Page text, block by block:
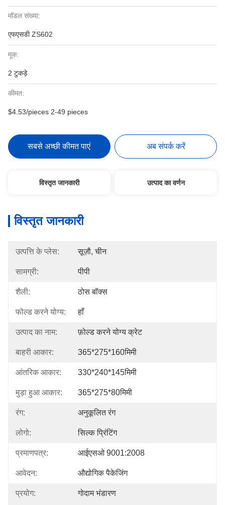
मॉडल संख्या:
एफएसडी ZS602
मूक:
2 टुकड़े
कीमत:
$4.53/pieces 2-49 pieces
सबसे अच्छी कीमत पाएं अब संपर्क करें
विस्तृत जानकारी उत्पाद का वर्णन
विस्तृत जानकारी
उत्पत्ति के प्लेस: सूज़ौ, चीन
सामग्री: पीपी
शैली: ठोस बॉक्स
फोल्ड करने योग्य: हाँ
उत्पाद का नाम: फ़ोल्ड करने योग्य क्रेट
बाहरी आकार: 365*275*160मिमी
आंतरिक आकार: 330*240*145मिमी
मुड़ा हुआ आकार: 365*275*80मिमी
रंग: अनुकूलित रंग
लोगो: सिल्क प्रिंटिंग
प्रमाणपत्र: आईएसओ 9001:2008
आवेदन: औद्योगिक पैकेजिंग
प्रयोग: गोदाम भंडारण